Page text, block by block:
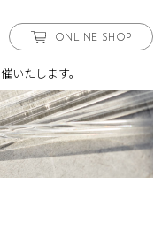
ONLINE SHOP
いたします。